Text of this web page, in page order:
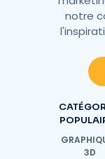
notre
3D